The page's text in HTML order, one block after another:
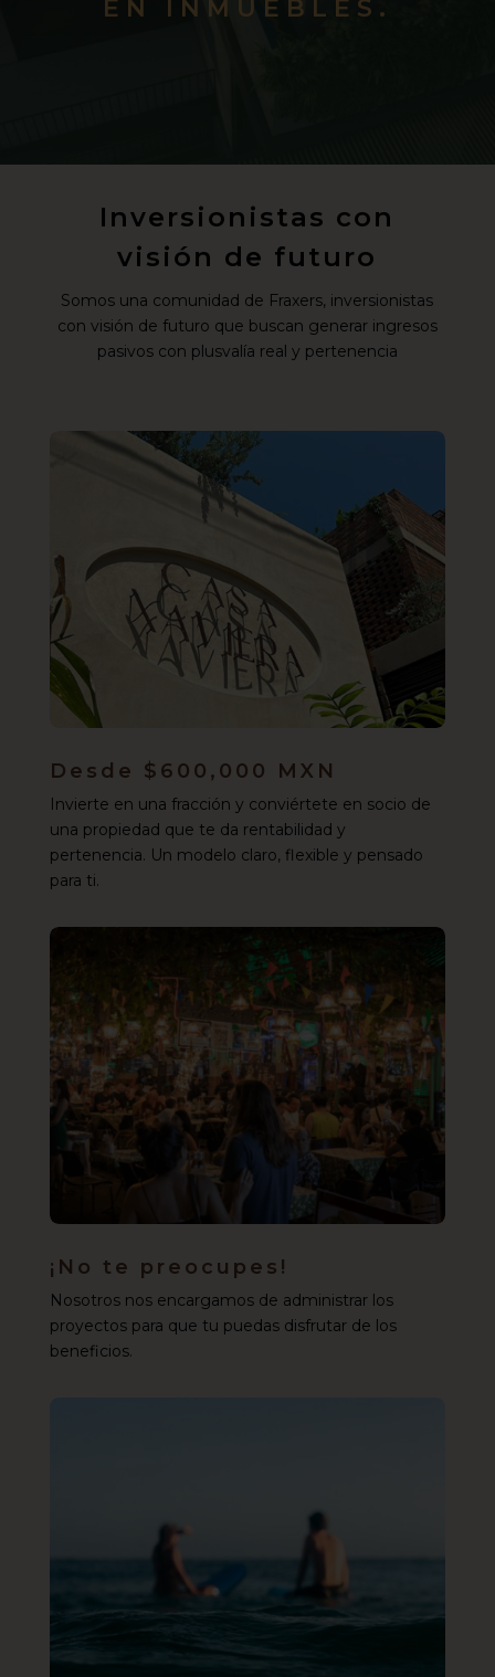
EN INMUEBLES.
Inversionistas con
visión de futuro
Somos una comunidad de Fraxers, inversionistas
con visión de futuro que buscan generar ingresos
pasivos con plusvalía real y pertenencia
Desde $600,000 MXN
Invierte en una fracción y conviértete en socio de
una propiedad que te da rentabilidad y
pertenencia. Un modelo claro, flexible y pensado
para ti.
¡No te preocupes!
Nosotros nos encargamos de administrar los
proyectos para que tu puedas disfrutar de los
beneficios.